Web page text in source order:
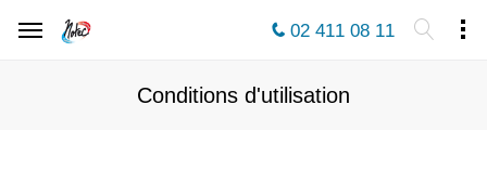
02 411 08 11
Conditions d'utilisation